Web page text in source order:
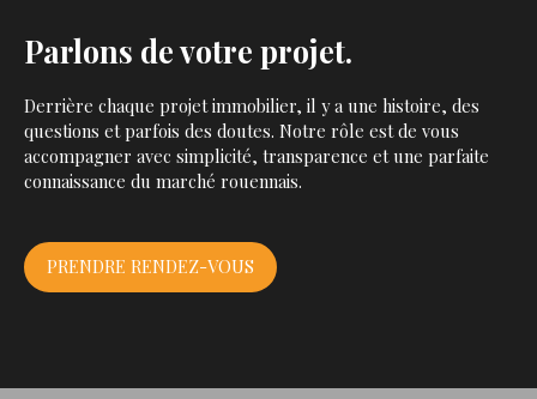
Parlons de votre projet.
Derrière chaque projet immobilier, il y a une histoire, des
questions et parfois des doutes. Notre rôle est de vous
accompagner avec simplicité, transparence et une parfaite
connaissance du marché rouennais.
PRENDRE RENDEZ-VOUS